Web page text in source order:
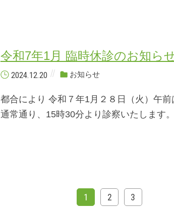
令和7年1月 臨時休診のお知ら
2024.12.20 お知らせ
都合により 令和７年1月２８日（火）午
通常通り、15時30分より診察いたします。
1 2 3